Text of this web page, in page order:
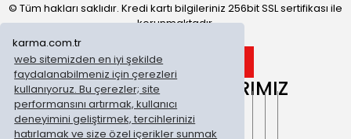
karma.com.tr
web sitemizden en iyi şekilde
faydalanabilmeniz için çerezleri
kullanıyoruz. Bu çerezler; site
performansını artırmak, kullanıcı
deneyimini geliştirmek, tercihlerinizi
hatırlamak ve size özel içerikler sunmak
© Tüm hakları saklıdır. Kredi kartı bilgileriniz 256bit SSL sertifikası ile
korunmaktadır.
ONLİNE MAĞAZALARIMIZ